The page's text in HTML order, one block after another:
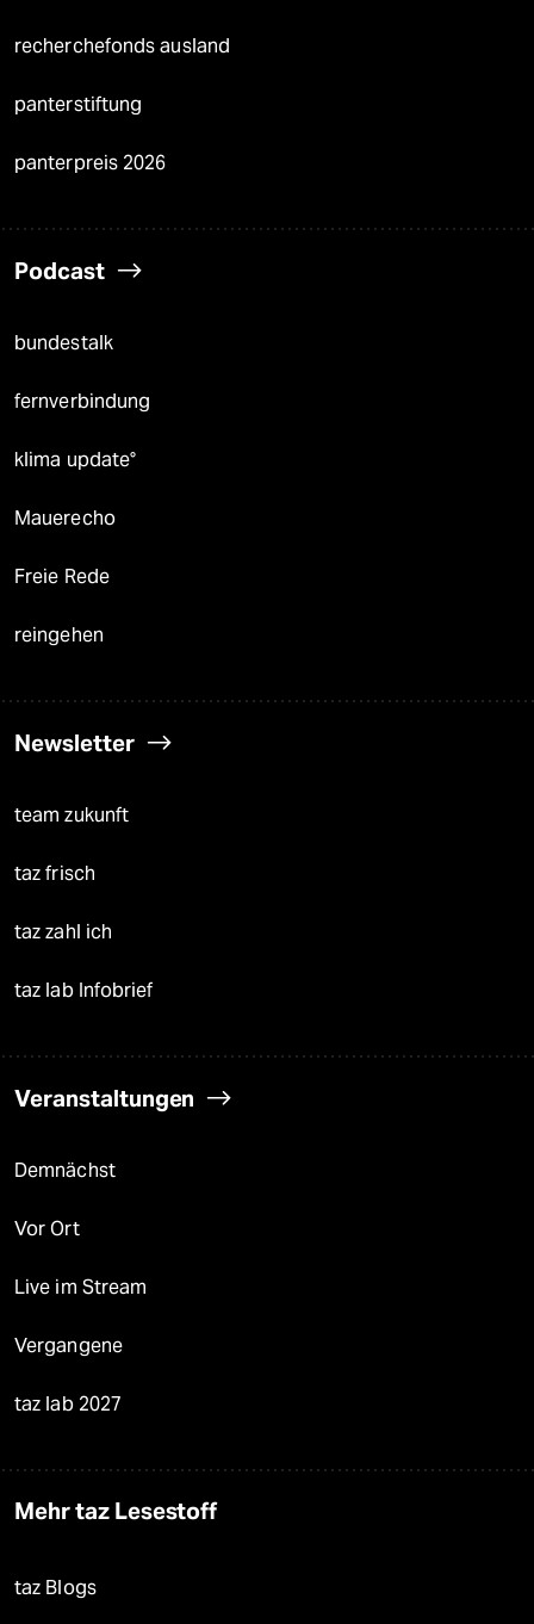
recherchefonds ausland
panterstiftung
panterpreis 2026
Podcast
bundestalk
fernverbindung
klima update°
Mauerecho
Freie Rede
reingehen
Newsletter
team zukunft
taz frisch
taz zahl ich
taz lab Infobrief
Veranstaltungen
Demnächst
Vor Ort
Live im Stream
Vergangene
taz lab 2027
Mehr taz Lesestoff
taz Blogs